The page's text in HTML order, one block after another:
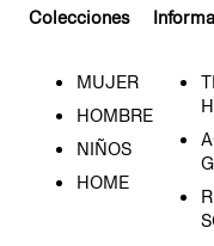
Colecciones
MUJER
HOMBRE
NIÑOS
HOME